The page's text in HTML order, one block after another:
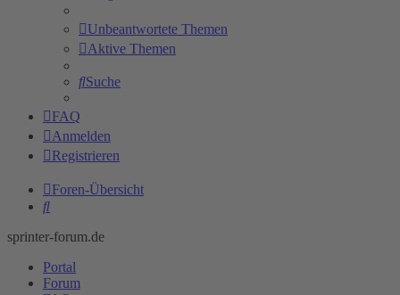
Unbeantwortete Themen
Aktive Themen
Suche
FAQ
Anmelden
Registrieren
Foren-Übersicht
Suche
sprinter-forum.de
Portal
Forum